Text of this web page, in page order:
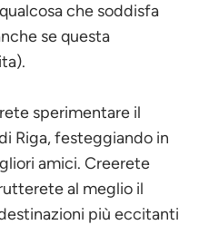
che soddisfa
se questa
sperimentare il
Riga, festeggiando in
amici. Creerete
al meglio il
più eccitanti